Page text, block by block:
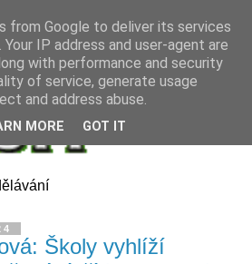
Školy vyhlíží
from Google to deliver its services
IP address and user-agent are
with performance and security
of service, generate usage
and address abuse.
MORE GOT IT